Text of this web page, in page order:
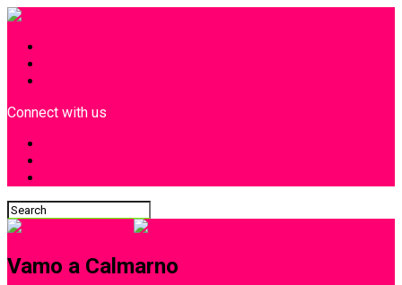
Connect with us
Vamo a Calmarno